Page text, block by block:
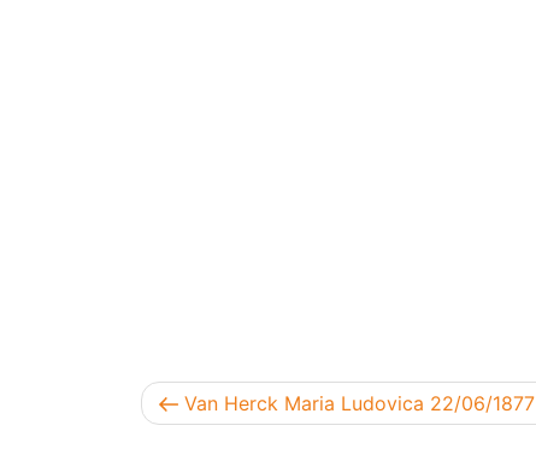
Berichtnavigatie
Vorig bericht
Van Herck Maria Ludovica 22/06/